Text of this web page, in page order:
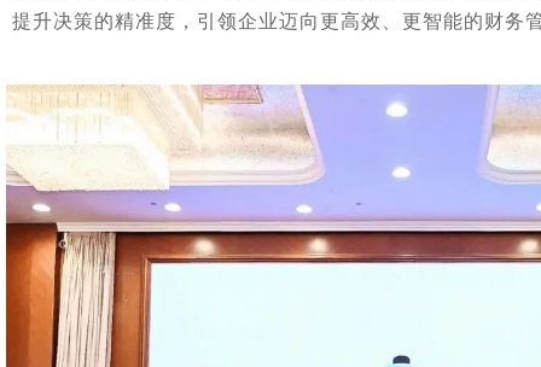
提升决策的精准度，引领企业迈向更高效、更智能的财务